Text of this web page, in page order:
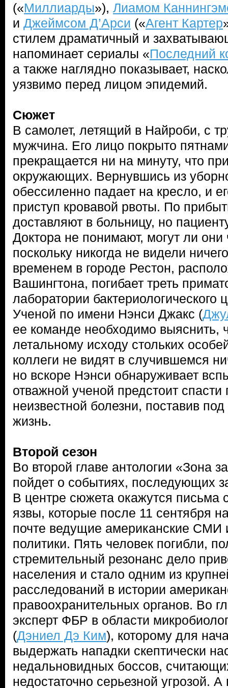
(«Миллиарды»), Лиамом
и Джеймсом Д’Арси («Агент Картер
стилем драматичный и
напоминает сериалы «Последний
а также наглядно показывает,
уязвимо перед лицом эпидемий.
Сюжет
В самолет, летящий в Найроби, с
мужчина. Его лицо покрыто
прекращается ни на минуту, что
окружающих. Вернувшись из
обессиленно падает на кресло, и
приступ кровавой рвоты. По
доставляют в больницу, но
Доктора не понимают, могут ли они
поскольку никогда не видели
временем в городе Рестон,
Вашингтона, погибает треть
лаборатории
Ученой по имени Нэнси Джакс (
ее команде необходимо выяснить,
летальному исходу стольких
коллеги не видят в случившемся
но вскоре Нэнси обнаруживает
отважной ученой предстоит спасти
неизвестной болезни, поставив
жизнь.
Второй сезон
Во второй главе антологии «Зона
пойдет о событиях, последующих
В центре сюжета окажутся письма
язвы, которые после 11 сентября
почте ведущие американские СМИ
политики. Пять человек погибли,
стремительный резонанс дело
населения и стало одним из
расследований в истории
правоохранительных органов. Во
эксперт ФБР в области
(Дэниел Дэ Ким), которому для
выдержать нападки скептически
недальновидных боссов,
недостаточно серьезной угрозой.